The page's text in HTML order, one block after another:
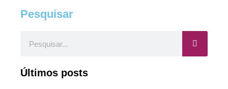
Pesquisar
Últimos posts